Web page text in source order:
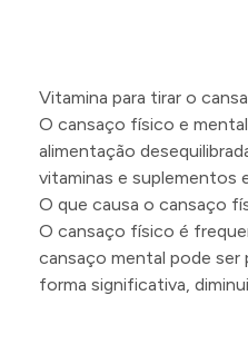
Vitamina para tirar o
O cansaço físico e
alimentação
vitaminas e suplementos
O que causa o cansaço
O cansaço físico é
cansaço mental pode ser
forma significativa,